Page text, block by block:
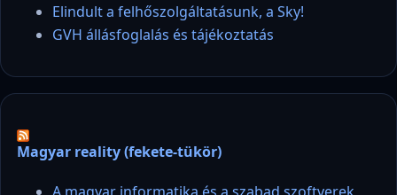
Elindult a felhőszolgáltatásunk, a Sky!
GVH állásfoglalás és tájékoztatás
Magyar reality (fekete-tükör)